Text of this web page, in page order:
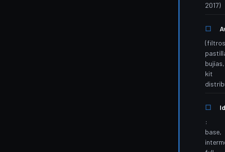
2017)
bujías,
kit
:
base,